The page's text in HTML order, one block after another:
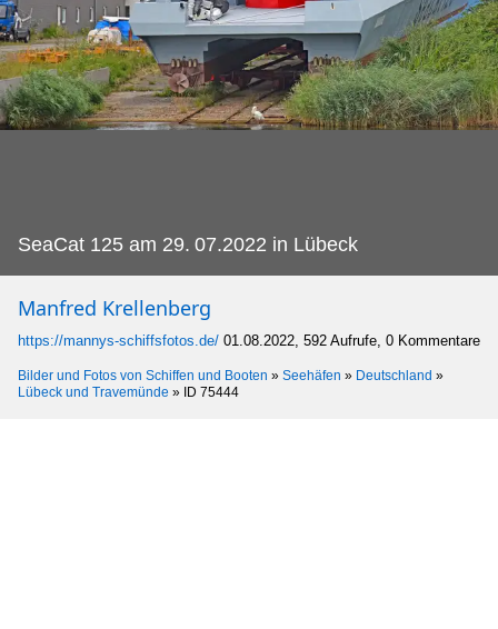
SeaCat 125 am 29. 07.2022 in Lübeck
Manfred Krellenberg
https://mannys-schiffsfotos.de/ 01.08.2022, 592 Aufrufe, 0 Kommentare
Bilder und Fotos von Schiffen und Booten » Seehäfen » Deutschland »
Lübeck und Travemünde » ID 75444